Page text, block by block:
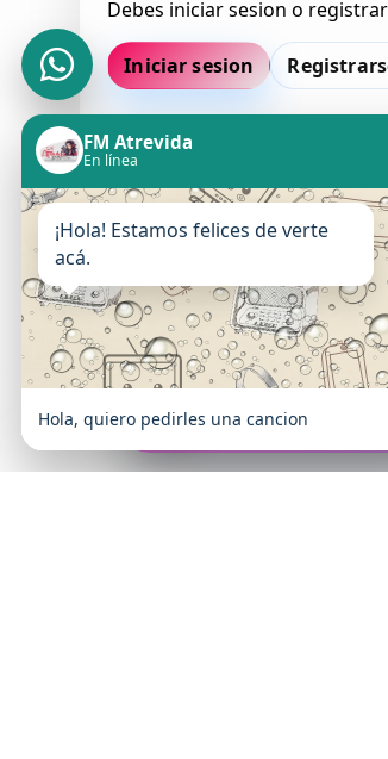
Debes iniciar sesion o
Iniciar sesion
Todavia no hay comentarios
FM Atrevida
En vivo
FM Atrevida
En línea
¡Hola! Estamos felices de verte
acá.